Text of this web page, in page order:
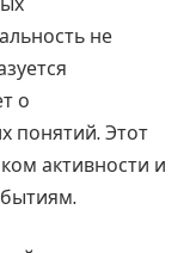
не
о
понятий. Этот
активности и